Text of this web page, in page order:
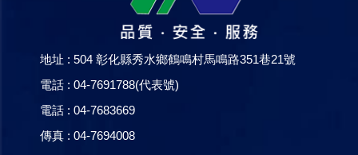
地址 : 504 彰化縣秀水鄉鶴鳴村馬鳴路351巷21號
電話 : 04-7691788(代表號)
電話 : 04-7683669
傳真 : 04-7694008